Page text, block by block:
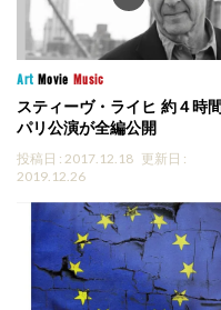
Art Movie Music
スティーヴ・ライヒ 約４時
パリ公演が全編公開
投稿日 : 2017.12.18 更新日 :
2019.12.26